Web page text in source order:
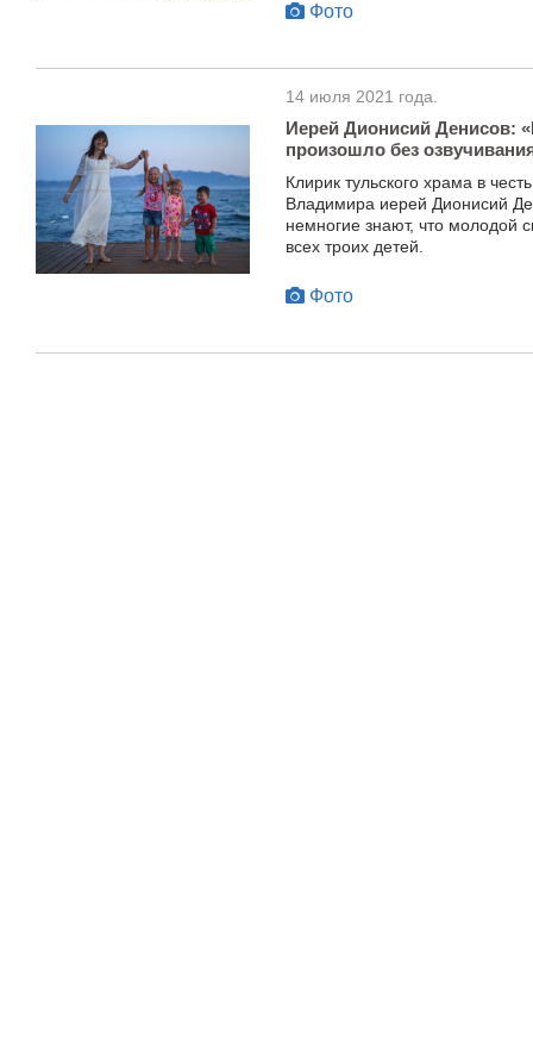
Фото
14 июля 2021 года.
Иерей Дионисий Денисов:
произошло без
Клирик тульского храма в
Владимира иерей Дионисий
немногие знают, что молодой
всех троих детей.
Фото